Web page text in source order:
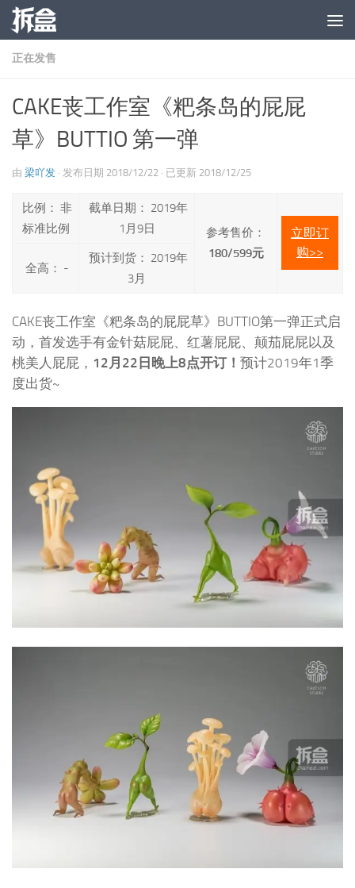
跳至内容
正在发售
CAKE丧工作室《粑条岛的屁屁
草》BUTTIO 第一弹
由 梁吖发 · 发布日期 2018/12/22 · 已更新 2018/12/25
比例： 非
标准比例
截单日期： 2019年
1月9日
参考售价：
180/599元
立即订
购>>
全高： -
预计到货： 2019年
3月
CAKE丧工作室《粑条岛的屁屁草》BUTTIO第一弹正式启
动，首发选手有金针菇屁屁、红薯屁屁、颠茄屁屁以及
桃美人屁屁， 12月22日晚上8点开订！ 预计2019年1季
度出货~